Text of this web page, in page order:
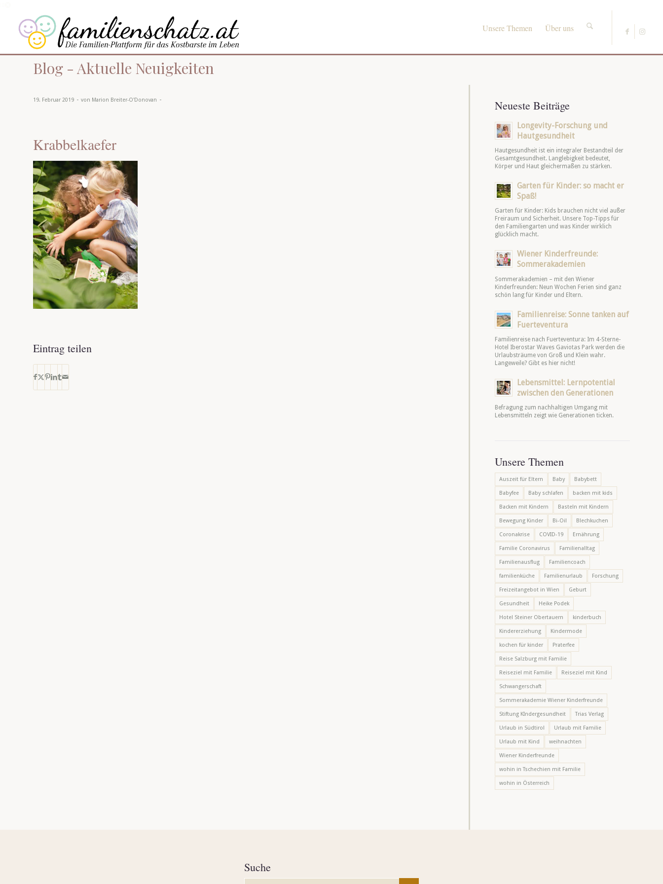
Unsere Themen Über uns
Blog - Aktuelle Neuigkeiten
19. Februar 2019 - von Marion Breiter-O'Donovan -
Krabbelkaefer
Eintrag teilen
Neueste Beiträge
Longevity-Forschung und
Hautgesundheit
Hautgesundheit ist ein integraler Bestandteil der
Gesamtgesundheit. Langlebigkeit bedeutet,
Körper und Haut gleichermaßen zu stärken.
Garten für Kinder: so macht er
Spaß!
Garten für Kinder: Kids brauchen nicht viel außer
Freiraum und Sicherheit. Unsere Top-Tipps für
den Familiengarten und was Kinder wirklich
glücklich macht.
Wiener Kinderfreunde:
Sommerakademien
Sommerakademien – mit den Wiener
Kinderfreunden: Neun Wochen Ferien sind ganz
schön lang für Kinder und Eltern.
Familienreise: Sonne tanken auf
Fuerteventura
Familienreise nach Fuerteventura: Im 4-Sterne-
Hotel Iberostar Waves Gaviotas Park werden die
Urlaubsträume von Groß und Klein wahr.
Langeweile? Gibt es hier nicht!
Lebensmittel: Lernpotential
zwischen den Generationen
Befragung zum nachhaltigen Umgang mit
Lebensmitteln zeigt wie Generationen ticken.
Unsere Themen
Auszeit für Eltern Baby Babybett
Babyfee Baby schlafen backen mit kids
Backen mit Kindern Basteln mit Kindern
Bewegung Kinder Bi-Oil Blechkuchen
Coronakrise COVID-19 Ernährung
Familie Coronavirus Familienalltag
Familienausflug Familiencoach
familienküche Familienurlaub Forschung
Freizeitangebot in Wien Geburt
Gesundheit Heike Podek
Hotel Steiner Obertauern kinderbuch
Kindererziehung Kindermode
kochen für kinder Praterfee
Reise Salzburg mit Familie
Reiseziel mit Familie Reiseziel mit Kind
Schwangerschaft
Sommerakademie Wiener Kinderfreunde
Stiftung KIndergesundheit Trias Verlag
Urlaub in Südtirol Urlaub mit Familie
Urlaub mit Kind weihnachten
Wiener Kinderfreunde
wohin in Tschechien mit Familie
wohin in Österreich
Suche